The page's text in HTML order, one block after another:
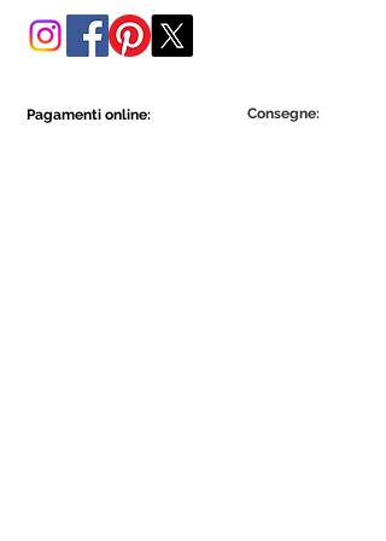
Pagamenti online: Consegne: